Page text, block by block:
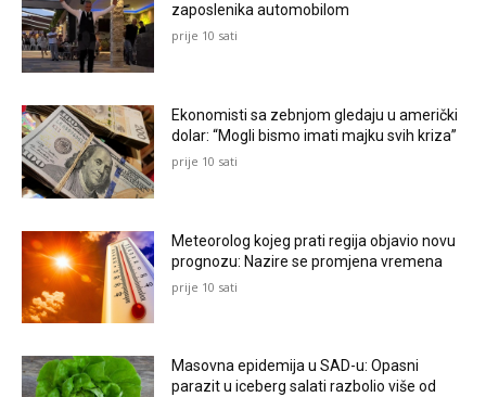
zaposlenika automobilom
prije 10 sati
Ekonomisti sa zebnjom gledaju u američki
dolar: “Mogli bismo imati majku svih kriza”
prije 10 sati
Meteorolog kojeg prati regija objavio novu
prognozu: Nazire se promjena vremena
prije 10 sati
Masovna epidemija u SAD-u: Opasni
parazit u iceberg salati razbolio više od